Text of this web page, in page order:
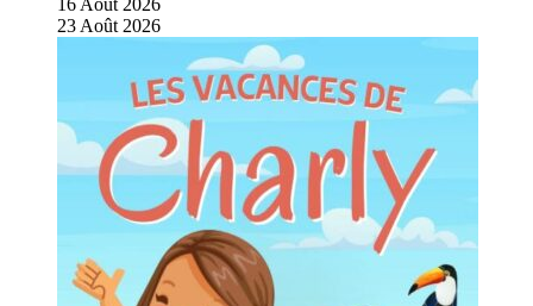
16 Août 2026
23 Août 2026